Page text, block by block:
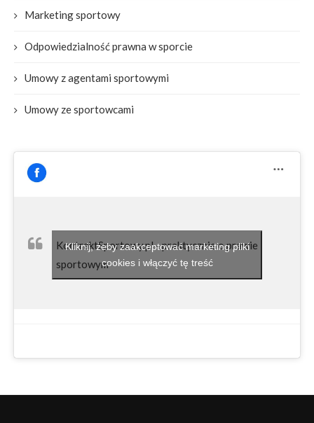
Marketing sportowy
Odpowiedzialność prawna w sporcie
Umowy z agentami sportowymi
Umowy ze sportowcami
KontraktSportowy.pl - praktycznie o prawie
sportowym
Kliknij, żeby zaakceptować marketing pliki
cookies i włączyć tę treść